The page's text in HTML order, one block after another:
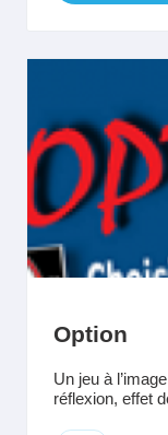
Option
Un jeu à
réflexion, effet